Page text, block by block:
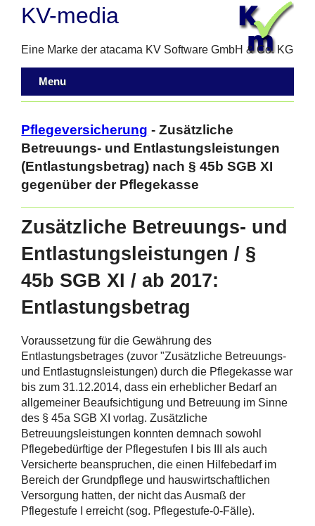
KV-media
Eine Marke der atacama KV Software GmbH & Co. KG
Menu
Pflegeversicherung - Zusätzliche
Betreuungs- und Entlastungsleistungen
(Entlastungsbetrag) nach § 45b SGB XI
gegenüber der Pflegekasse
Zusätzliche Betreuungs- und
Entlastungsleistungen / §
45b SGB XI / ab 2017:
Entlastungsbetrag
Voraussetzung für die Gewährung des
Entlastungsbetrages (zuvor "Zusätzliche Betreuungs-
und Entlastugnsleistungen) durch die Pflegekasse war
bis zum 31.12.2014, dass ein erheblicher Bedarf an
allgemeiner Beaufsichtigung und Betreuung im Sinne
des § 45a SGB XI vorlag. Zusätzliche
Betreuungsleistungen konnten demnach sowohl
Pflegebedürftige der Pflegestufen I bis III als auch
Versicherte beanspruchen, die einen Hilfebedarf im
Bereich der Grundpflege und hauswirtschaftlichen
Versorgung hatten, der nicht das Ausmaß der
Pflegestufe I erreicht (sog. Pflegestufe-0-Fälle).